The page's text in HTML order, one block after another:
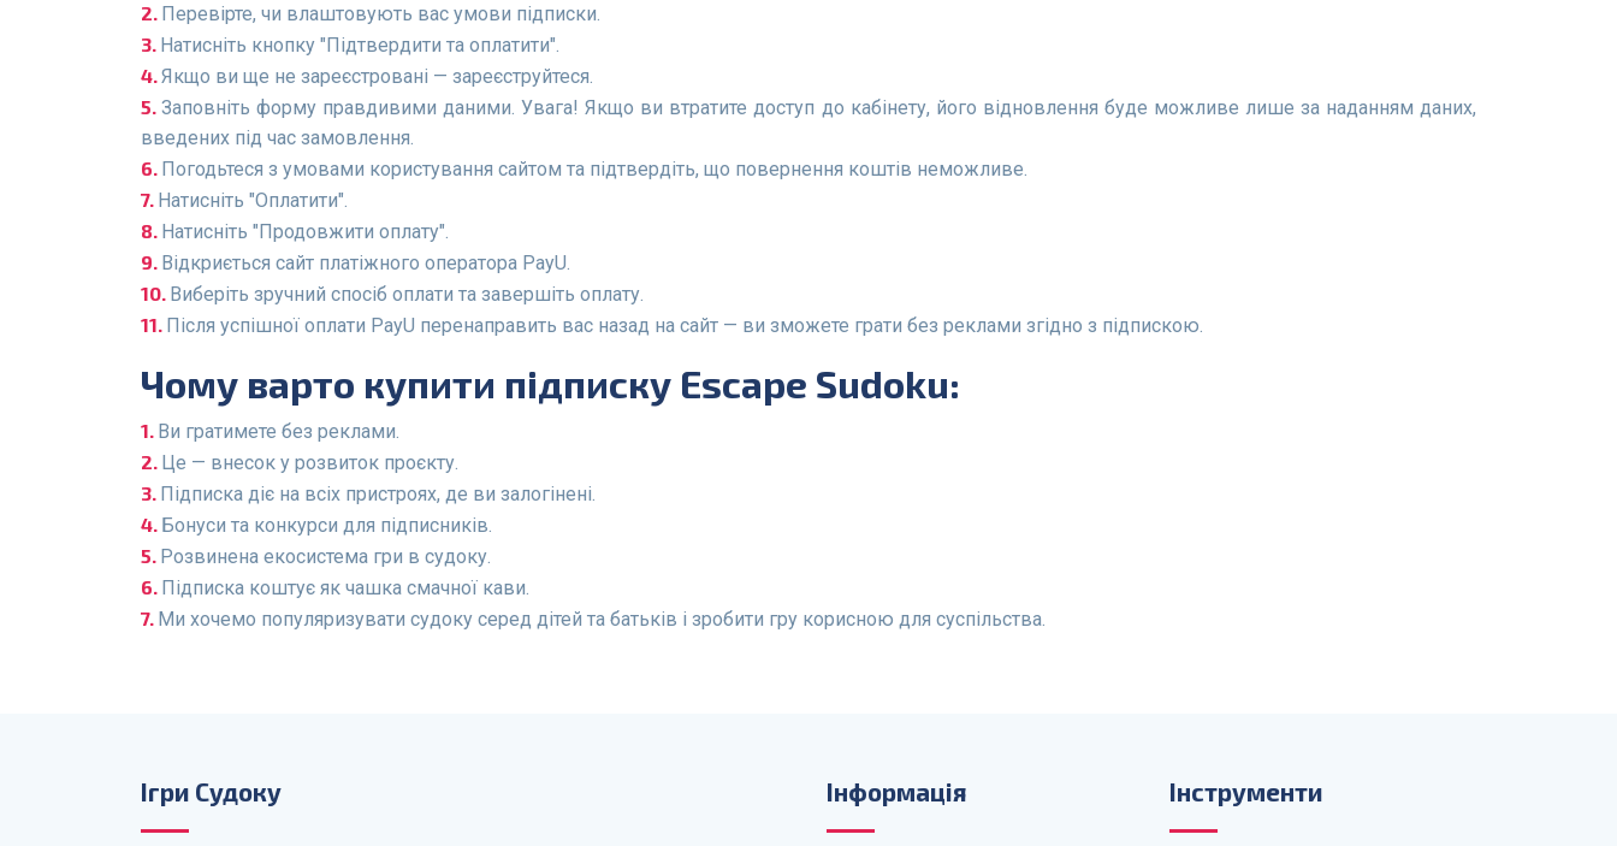
Перевірте, чи влаштовують вас умови підписки.
Натисніть кнопку "Підтвердити та оплатити".
Якщо ви ще не зареєстровані — зареєструйтеся.
Заповніть форму правдивими даними. Увага! Якщо ви втратите доступ до кабінету, його відновлення буде можливе лише за наданням даних,
введених під час замовлення.
Погодьтеся з умовами користування сайтом та підтвердіть, що повернення коштів неможливе.
Натисніть "Оплатити".
Натисніть "Продовжити оплату".
Відкриється сайт платіжного оператора PayU.
Виберіть зручний спосіб оплати та завершіть оплату.
Після успішної оплати PayU перенаправить вас назад на сайт — ви зможете грати без реклами згідно з підпискою.
Чому варто купити підписку Escape Sudoku:
Ви гратимете без реклами.
Це — внесок у розвиток проєкту.
Підписка діє на всіх пристроях, де ви залогінені.
Бонуси та конкурси для підписників.
Розвинена екосистема гри в судоку.
Підписка коштує як чашка смачної кави.
Ми хочемо популяризувати судоку серед дітей та батьків і зробити гру корисною для суспільства.
Ігри Судоку Інформація Інструменти